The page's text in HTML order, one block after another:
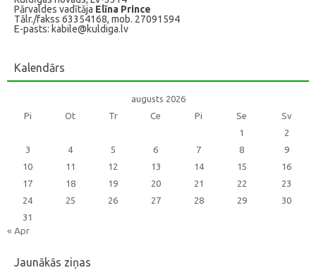
Pārvaldes vadītāja Elīna Prince
Tālr./fakss 63354168, mob. 27091594
E-pasts: kabile@kuldiga.lv
Kalendārs
augusts 2026
Pi
Ot Tr Ce Pi Se
Sv
1
2
3
4 5 6 7 8
9
10
11 12 13 14 15
16
17
18 19 20 21 22
23
24
25 26 27 28 29
30
31
« Apr
Jaunākās ziņas